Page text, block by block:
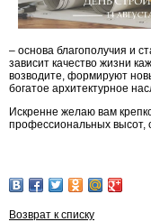
– основа благополучия и
зависит качество жизни
возводите, формируют
богатое архитектурное
Искренне желаю вам
профессиональных высот,
Возврат к списку